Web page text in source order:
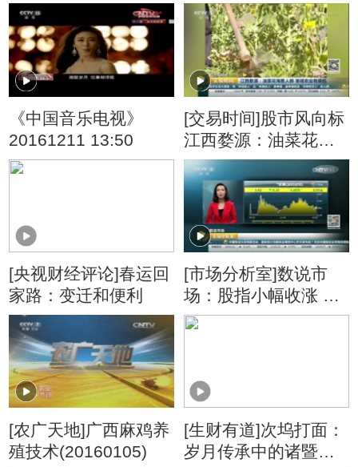
《中国音乐电视》
20161211 13:50
[交易时间]股市风向标
江西婺源：油菜花海
惹人醉 景观农业有商
机
[央视财经评论]春运回
家路：变迁和便利
[市场分析室]数说市
场：股指小幅收涨 成
交量创两个月新低
[农广天地]广西麻鸡养
殖技术(20160105)
[生财有道]次坞打面：
岁月传承中的诸暨味